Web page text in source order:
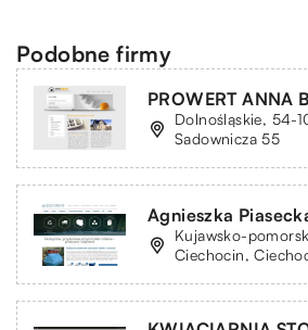
Podobne firmy
PROWERT ANNA
Dolnośląskie, 54-
Sadownicza 55
Agnieszka
Kujawsko-
Ciechocin,